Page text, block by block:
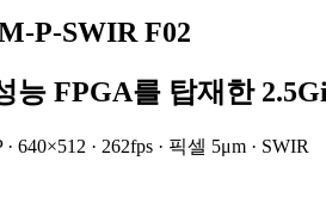
P-SWIR F02
능 FPGA를 탑재한
640×512 · 262fps · 픽셀 5μm · SWIR